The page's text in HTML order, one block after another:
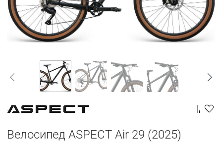
Велосипед ASPECT Air 29 (2025)